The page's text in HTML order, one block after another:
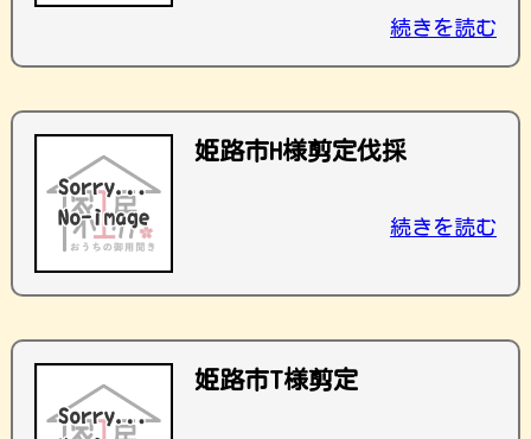
続きを読む
姫路市H様剪定伐採
続きを読む
姫路市T様剪定